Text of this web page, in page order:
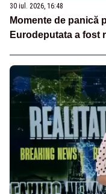
30 iul. 2026, 16:48
Momente de panică
Eurodeputata a fost